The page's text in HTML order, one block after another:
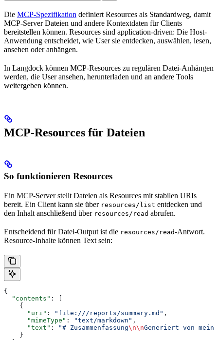
Die MCP-Spezifikation definiert Resources als Standardweg, damit
MCP-Server Dateien und andere Kontextdaten für Clients
bereitstellen können. Resources sind application-driven: Die Host-
Anwendung entscheidet, wie User sie entdecken, auswählen, lesen,
ansehen oder anhängen.
In Langdock können MCP-Resources zu regulären Datei-Anhängen
werden, die User ansehen, herunterladen und an andere Tools
weitergeben können.
MCP-Resources für Dateien
So funktionieren Resources
Ein MCP-Server stellt Dateien als Resources mit stabilen URIs
bereit. Ein Client kann sie über resources/list entdecken und
den Inhalt anschließend über resources/read abrufen.
Entscheidend für Datei-Output ist die resources/read-Antwort.
Resource-Inhalte können Text sein:
{
  "contents"
: [
    {
      "uri"
: "file:///reports/summary.md" ,
      "mimeType"
: "text/markdown" ,
      "text"
: "# Zusammenfassung\n\nGeneriert von
    }